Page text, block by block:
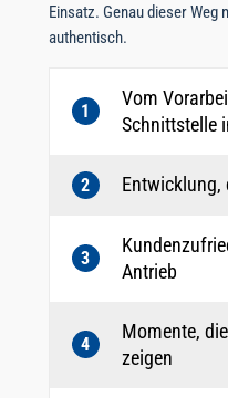
Einsatz. Genau dieser
authentisch.
1
Vom
Schnittstelle
2
3
Antrieb
4
Momente,
zeigen